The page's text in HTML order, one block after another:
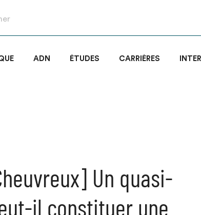
ADN ÉTUDES CARRIÈRES
Un quasi-
il constituer une